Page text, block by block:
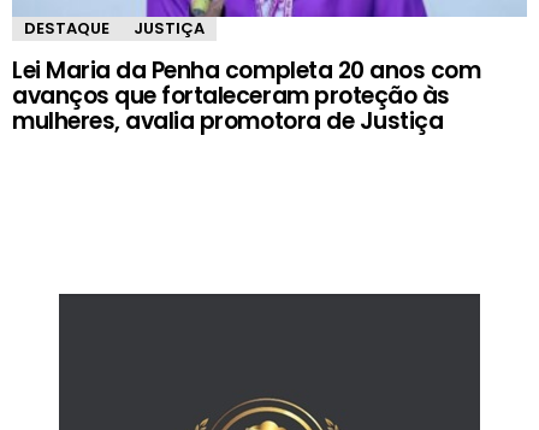
DESTAQUE JUSTIÇA
Lei Maria da Penha completa 20 anos com
avanços que fortaleceram proteção às
mulheres, avalia promotora de Justiça